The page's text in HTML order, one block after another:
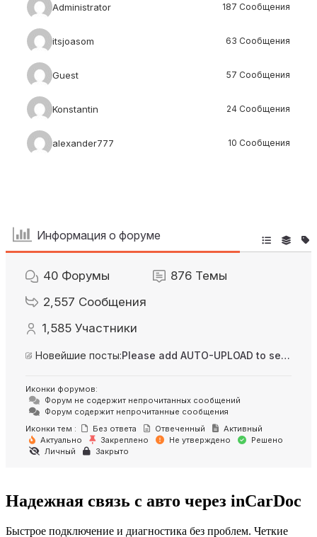
Administrator 187 Сообщения
itsjoasom 63 Сообщения
Guest 57 Сообщения
Konstantin 24 Сообщения
alexander777 10 Сообщения
Информация о форуме
40 Форумы 876 Темы
2,557 Сообщения
1,585 Участники
Новейшие посты: Please add AUTO-UPLOAD to server option + 2FA/MFA
Иконки форумов:
Форум не содержит непрочитанных сообщений
Форум содержит непрочитанные сообщения
Иконки тем :
Без ответа Отвеченный
Активный
Актуально
Закреплено Не утверждено
Решено
Личный
Закрыто
Надежная связь с авто через inCarDoc
Быстрое подключение и диагностика без проблем. Четкие